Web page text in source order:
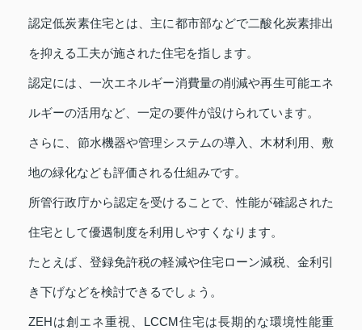
認定低炭素住宅とは、主に都市部などで二酸化炭素排出
を抑える工夫が施された住宅を指します。
認定には、一次エネルギー消費量の削減や再生可能エネ
ルギーの活用など、一定の要件が設けられています。
さらに、節水機器や管理システムの導入、木材利用、敷
地の緑化なども評価される仕組みです。
所管行政庁から認定を受けることで、性能が確認された
住宅として優遇制度を利用しやすくなります。
たとえば、登録免許税の軽減や住宅ローン減税、金利引
き下げなどを検討できるでしょう。
ZEHは創エネ重視、LCCM住宅は長期的な環境性能重